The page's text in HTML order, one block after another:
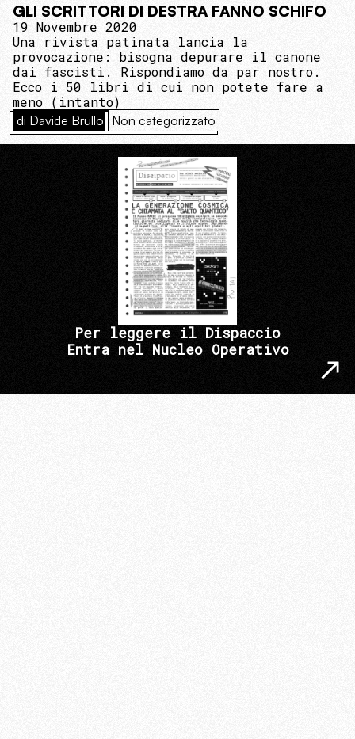
GLI SCRITTORI DI DESTRA FANNO SCHIFO
19 Novembre 2020
Una rivista patinata lancia la
provocazione: bisogna depurare il canone
dai fascisti. Rispondiamo da par nostro.
Ecco i 50 libri di cui non potete fare a
meno (intanto)
di Davide Brullo Non categorizzato
Per leggere il Dispaccio
Entra nel Nucleo Operativo